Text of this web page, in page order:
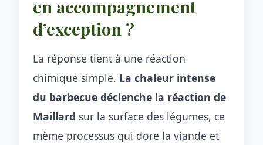
en accompagnement
d’exception ?
La réponse tient à une réaction
chimique simple. La chaleur intense
du barbecue déclenche la réaction de
Maillard sur la surface des légumes, ce
même processus qui dore la viande et